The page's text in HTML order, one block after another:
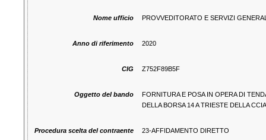
Nome ufficio PROVVEDITORATO E SERVIZI
Anno di riferimento 2020
CIG Z752F89B5F
Oggetto del bando
FORNITURA E POSA IN OPERA DI
DELLA BORSA 14 A TRIESTE DELLA
Procedura scelta del contraente 23-AFFIDAMENTO DIRETTO